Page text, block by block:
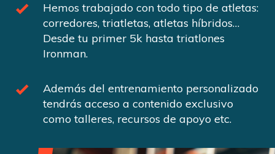
Hemos trabajado con todo tipo de atletas:
corredores, triatletas, atletas híbridos…
Desde tu primer 5k hasta triatlones
Ironman.
Además del entrenamiento personalizado
tendrás acceso a contenido exclusivo
como talleres, recursos de apoyo etc.